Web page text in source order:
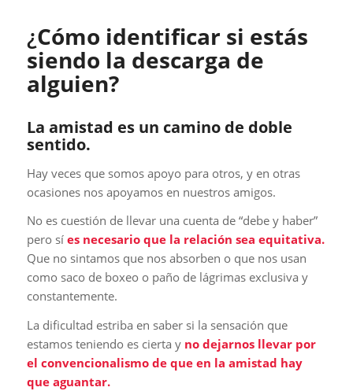
¿Cómo identificar si estás
siendo la descarga de
alguien?
La amistad es un camino de doble
sentido.
Hay veces que somos apoyo para otros, y en otras
ocasiones nos apoyamos en nuestros amigos.
No es cuestión de llevar una cuenta de “debe y haber”
pero sí es necesario que la relación sea equitativa.
Que no sintamos que nos absorben o que nos usan
como saco de boxeo o paño de lágrimas exclusiva y
constantemente.
La dificultad estriba en saber si la sensación que
estamos teniendo es cierta y no dejarnos llevar por
el convencionalismo de que en la amistad hay
que aguantar.